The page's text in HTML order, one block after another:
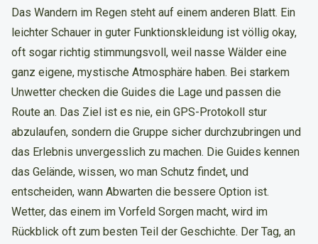
Das Wandern im Regen steht auf einem anderen Blatt. Ein
leichter Schauer in guter Funktionskleidung ist völlig okay,
oft sogar richtig stimmungsvoll, weil nasse Wälder eine
ganz eigene, mystische Atmosphäre haben. Bei starkem
Unwetter checken die Guides die Lage und passen die
Route an. Das Ziel ist es nie, ein GPS-Protokoll stur
abzulaufen, sondern die Gruppe sicher durchzubringen und
das Erlebnis unvergesslich zu machen. Die Guides kennen
das Gelände, wissen, wo man Schutz findet, und
entscheiden, wann Abwarten die bessere Option ist.
Wetter, das einem im Vorfeld Sorgen macht, wird im
Rückblick oft zum besten Teil der Geschichte. Der Tag, an